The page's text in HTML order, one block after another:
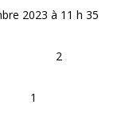
2023 à 11 h 35
2
1